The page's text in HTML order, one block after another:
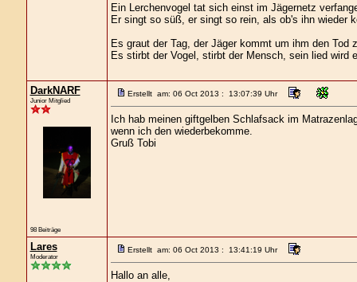
Ein Lerchenvogel tat sich einst im Jägernetz
Er singt so süß, er singt so rein, als ob's ihn wieder
Es graut der Tag, der Jäger kommt um ihm den Tod
Es stirbt der Vogel, stirbt der Mensch, sein lied wird
DarkNARF
Junior Mitglied
98 Beiträge
Erstellt am: 06 Oct 2013 : 13:07:39 Uhr
Ich hab meinen giftgelben Schlafsack im
wenn ich den wiederbekomme.
Gruß Tobi
Lares
Moderator
Erstellt am: 06 Oct 2013 : 13:41:19 Uhr
Hallo an alle,